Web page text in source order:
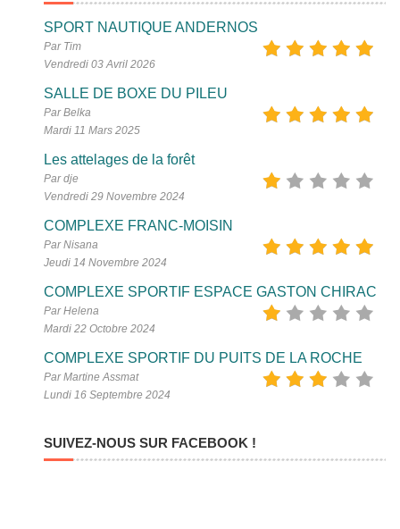
SPORT NAUTIQUE ANDERNOS
Par Tim
Vendredi 03 Avril 2026
SALLE DE BOXE DU PILEU
Par Belka
Mardi 11 Mars 2025
Les attelages de la forêt
Par dje
Vendredi 29 Novembre 2024
COMPLEXE FRANC-MOISIN
Par Nisana
Jeudi 14 Novembre 2024
COMPLEXE SPORTIF ESPACE GASTON CHIRAC
Par Helena
Mardi 22 Octobre 2024
COMPLEXE SPORTIF DU PUITS DE LA ROCHE
Par Martine Assmat
Lundi 16 Septembre 2024
SUIVEZ-NOUS SUR FACEBOOK !